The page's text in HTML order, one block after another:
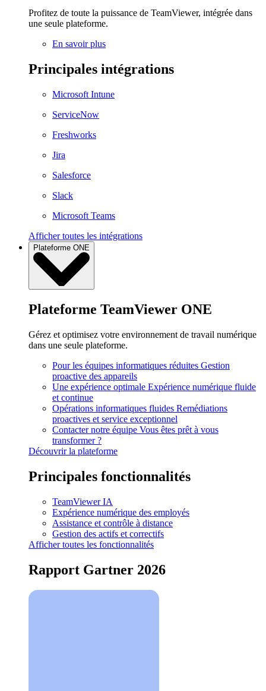
Profitez de toute la puissance de TeamViewer, intégrée dans
une seule plateforme.
En savoir plus
Principales intégrations
Microsoft Intune
ServiceNow
Freshworks
Jira
Salesforce
Slack
Microsoft Teams
Afficher toutes les intégrations
Plateforme ONE
Plateforme TeamViewer ONE
Gérez et optimisez votre environnement de travail numérique
dans une seule plateforme.
Pour les équipes informatiques réduites Gestion
proactive des appareils
Une expérience optimale Expérience numérique fluide
et continue
Opérations informatiques fluides Remédiations
proactives et service exceptionnel
Contacter notre équipe Vous êtes prêt à vous
transformer ?
Découvrir la plateforme
Principales fonctionnalités
TeamViewer IA
Expérience numérique des employés
Assistance et contrôle à distance
Gestion des actifs et correctifs
Afficher toutes les fonctionnalités
Rapport Gartner 2026